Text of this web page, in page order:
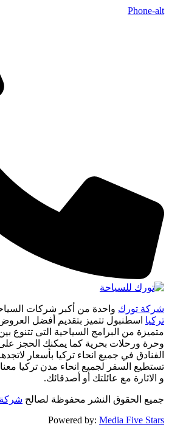
Phone-alt
شركة تورك واحدة من أكبر شركات
تركيا اسطنبول تتميز بتقديم أفضل
متميزة من البرامج السياحية التى تتنوع
وحرة ورحلات بحرية كما يمكنك الحجز
الفنادق في جميع انحاء تركيا بأسعار
تستطيع السفر لجميع انحاء مدن تركيا
و الاثارة مع عائلتك أو أصدقائك.
جميع الحقوق النشر محفوظة لصالح
Powered by: Media Five Stars